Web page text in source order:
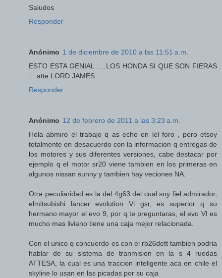
Saludos
Responder
Anónimo 1 de diciembre de 2010 a las 11:51 a.m.
ESTO ESTA GENIAL :....LOS HONDA SI QUE SON FIERAS
::: atte LORD JAMES
Responder
Anónimo 12 de febrero de 2011 a las 3:23 a.m.
Hola abmiro el trabajo q as echo en lel foro , pero etsoy
totalmente en desacuerdo con la informacion q entregas de
los motores y sus diferentes versiones, cabe destacar por
ejemplo q el motor sr20 viene tambien en los primeras en
algunos nissan sunny y tambien hay veciones NA.
Otra peculiaridad es la del 4g63 del cual soy fiel admirador,
elmitsubishi lancer evolution Vi gsr, es superior q su
hermano mayor el evo 9, por q te preguntaras, el evo VI es
mucho mas liviano tiene una caja mejor relacionada.
Con el unico q concuerdo es con el rb26dett tambien podria
hablar de su sistema de tranmision en la s 4 ruedas
ATTESA, la cual es una traccion inteligente aca en chile el
skyline lo usan en las picadas por su caja